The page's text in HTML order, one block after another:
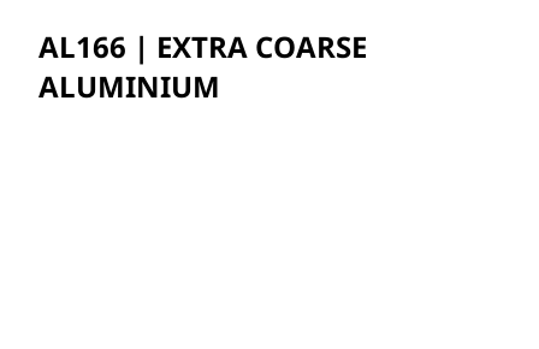
AL166 | EXTRA COARSE
ALUMINIUM